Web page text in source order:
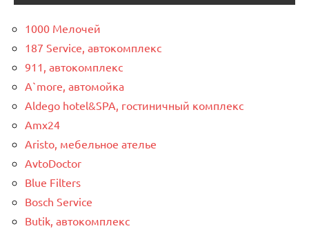
1000 Мелочей
187 Service, автокомплекс
911, автокомплекс
A`more, автомойка
Aldego hotel&SPA, гостиничный комплекс
Amx24
Aristo, мебельное ателье
AvtoDoctor
Blue Filters
Bosch Service
Butik, автокомплекс